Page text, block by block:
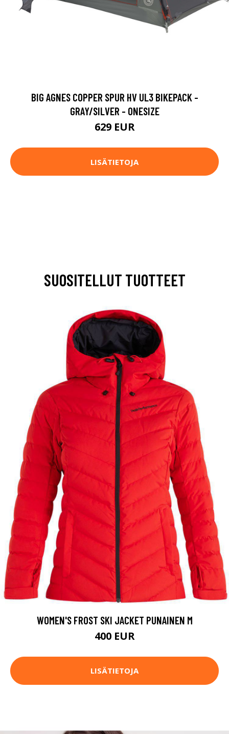
BIG AGNES COPPER SPUR HV UL3 BIKEPACK -
GRAY/SILVER - ONESIZE
629 EUR
LISÄTIETOJA
SUOSITELLUT TUOTTEET
WOMEN'S FROST SKI JACKET PUNAINEN M
400 EUR
LISÄTIETOJA